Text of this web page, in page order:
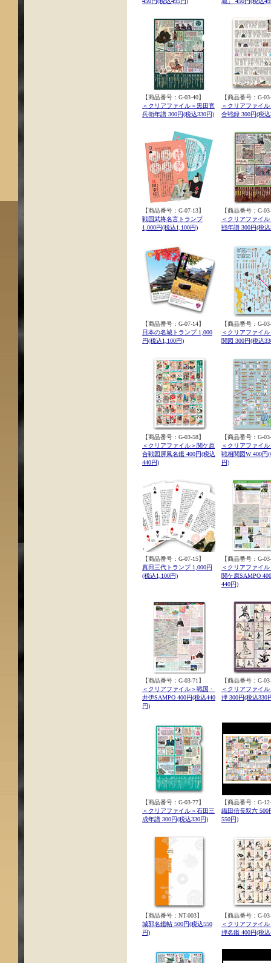
【商品番号：G-03-40】
＜クリアファイル＞黒田官
兵衛年譜 300円(税込330円)
【商品番号：G-
＜クリアファイ
合戦録 300円(税込
【商品番号：G-07-13】
戦国武将名言トランプ
1,000円(税込1,100円)
【商品番号：G-
＜クリアファイ
戦年譜 300円(税込
【商品番号：G-07-14】
日本の名城トランプ 1,000
円(税込1,100円)
【商品番号：G-
＜クリアファイ
関図 300円(税込
【商品番号：G-03-58】
＜クリアファイル＞関ケ原
合戦図屏風名鑑 400円(税込
440円)
【商品番号：G-
＜クリアファイ
戦相関図W 400円(
円)
【商品番号：G-07-15】
真田三代トランプ 1,000円
(税込1,100円)
【商品番号：G-
＜クリアファイ
関ケ原SAMPO
440円)
【商品番号：G-03-71】
＜クリアファイル＞戦国・
井伊SAMPO 400円(税込440
円)
【商品番号：G-
＜クリアファイ
押 300円(税込330
【商品番号：G-03-77】
＜クリアファイル＞石田三
成年譜 300円(税込330円)
【商品番号：G-
織田信長双六 500
550円)
【商品番号：NT-003】
城郭名鑑帖 500円(税込550
円)
【商品番号：G-
＜クリアファイ
押名鑑 400円(税込